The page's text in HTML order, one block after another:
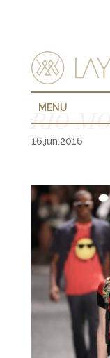
MENU
RIO
16.jun.2016